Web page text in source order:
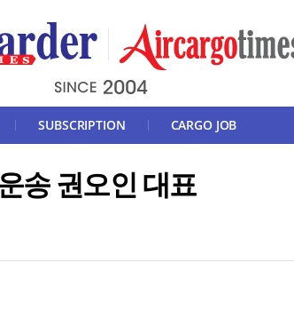
SUBSCRIPTION CARGO JOB
송 권오인 대표